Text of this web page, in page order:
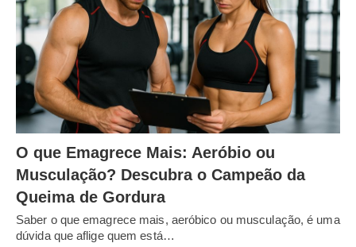
O que Emagrece Mais: Aeróbio ou
Musculação? Descubra o Campeão da
Queima de Gordura
Saber o que emagrece mais, aeróbico ou musculação, é uma
dúvida que aflige quem está…